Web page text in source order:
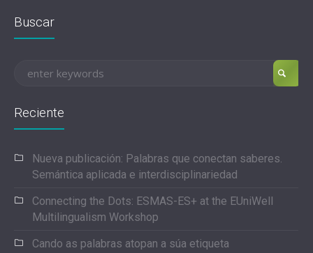
Buscar
Reciente
Nueva publicación: Palabras que conectan saberes.
Semántica aplicada e interdisciplinariedad
Connecting the Dots: ESMAS-ES+ at the EUniWell
Multilingualism Workshop
Cando as palabras atopan a súa etiqueta